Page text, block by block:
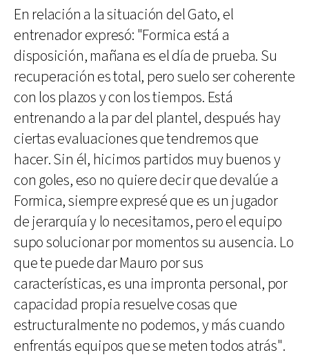
En relación a la situación del Gato, el
entrenador expresó: "Formica está a
disposición, mañana es el día de prueba. Su
recuperación es total, pero suelo ser coherente
con los plazos y con los tiempos. Está
entrenando a la par del plantel, después hay
ciertas evaluaciones que tendremos que
hacer. Sin él, hicimos partidos muy buenos y
con goles, eso no quiere decir que devalúe a
Formica, siempre expresé que es un jugador
de jerarquía y lo necesitamos, pero el equipo
supo solucionar por momentos su ausencia. Lo
que te puede dar Mauro por sus
características, es una impronta personal, por
capacidad propia resuelve cosas que
estructuralmente no podemos, y más cuando
enfrentás equipos que se meten todos atrás".